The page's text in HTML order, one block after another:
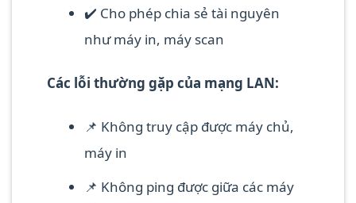
✔️ Cho phép chia sẻ tài nguyên
như máy in, máy scan
Các lỗi thường gặp của mạng LAN:
📌 Không truy cập được máy chủ,
máy in
📌 Không ping được giữa các máy